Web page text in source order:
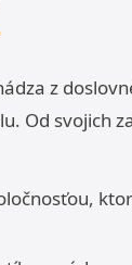
z
Od svojich